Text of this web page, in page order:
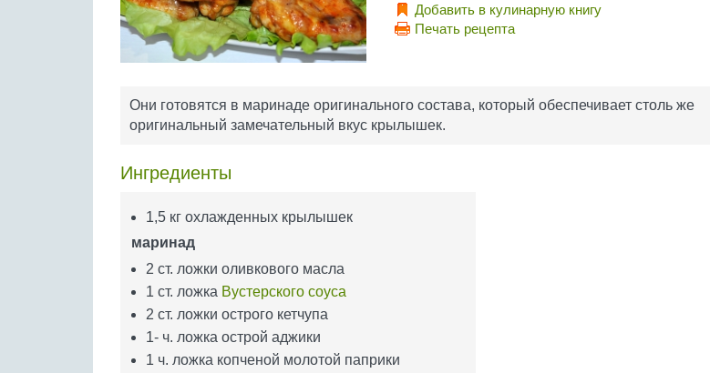
Добавить в кулинарную книгу
Печать рецепта
Они готовятся в маринаде оригинального состава, который обеспечивает столь же
оригинальный замечательный вкус крылышек.
Ингредиенты
1,5 кг охлажденных крылышек
маринад
2 ст. ложки оливкового масла
1 ст. ложка Вустерского соуса
2 ст. ложки острого кетчупа
1- ч. ложка острой аджики
1 ч. ложка копченой молотой паприки